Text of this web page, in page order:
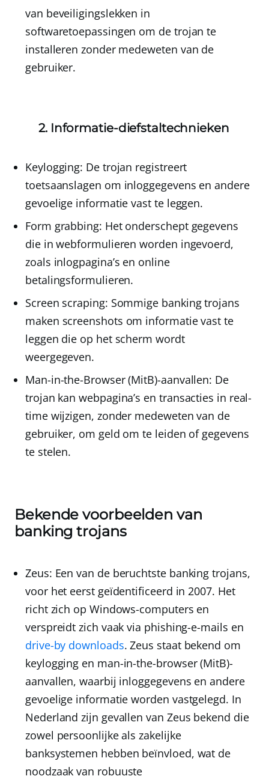
van beveiligingslekken in
softwaretoepassingen om de trojan te
installeren zonder medeweten van de
gebruiker.
2. Informatie-diefstaltechnieken
Keylogging: De trojan registreert
toetsaanslagen om inloggegevens en andere
gevoelige informatie vast te leggen.
Form grabbing: Het onderschept gegevens
die in webformulieren worden ingevoerd,
zoals inlogpagina’s en online
betalingsformulieren.
Screen scraping: Sommige banking trojans
maken screenshots om informatie vast te
leggen die op het scherm wordt
weergegeven.
Man-in-the-Browser (MitB)-aanvallen: De
trojan kan webpagina’s en transacties in real-
time wijzigen, zonder medeweten van de
gebruiker, om geld om te leiden of gegevens
te stelen.
Bekende voorbeelden van
banking trojans
Zeus: Een van de beruchtste banking trojans,
voor het eerst geïdentificeerd in 2007. Het
richt zich op Windows-computers en
verspreidt zich vaak via phishing-e-mails en
drive-by downloads. Zeus staat bekend om
keylogging en man-in-the-browser (MitB)-
aanvallen, waarbij inloggegevens en andere
gevoelige informatie worden vastgelegd. In
Nederland zijn gevallen van Zeus bekend die
zowel persoonlijke als zakelijke
banksystemen hebben beïnvloed, wat de
noodzaak van robuuste